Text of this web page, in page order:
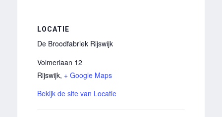
LOCATIE
De Broodfabriek Rijswijk
Volmerlaan 12
Rijswijk, + Google Maps
Bekijk de site van Locatie